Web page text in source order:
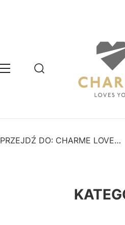
Menu Otwórz wyszukiwarkę
Szukaj
PRZEJDŹ DO: CHARME LOVES YOU